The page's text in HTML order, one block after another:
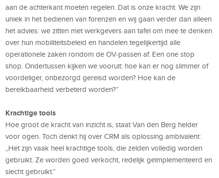
aan de achterkant moeten regelen. Dat is onze kracht. We zijn
uniek in het bedienen van forenzen en wij gaan verder dan alleen
het advies: we zitten met werkgevers aan tafel om mee te denken
over hun mobiliteitsbeleid en handelen tegelijkertijd alle
operationele zaken rondom de OV-passen af. Een one stop
shop. Ondertussen kijken we vooruit: hoe kan er nog slimmer of
voordeliger, onbezorgd gereisd worden? Hoe kan de
bereikbaarheid verbeterd worden?”
Krachtige tools
Hoe groot de kracht van inzicht is, staat Van den Berg helder
voor ogen. Toch denkt hij over CRM als oplossing ambivalent:
,,Het zijn vaak heel krachtige tools, die zelden volledig worden
gebruikt. Ze worden goed verkocht, redelijk geïmplementeerd en
slecht gebruikt.”